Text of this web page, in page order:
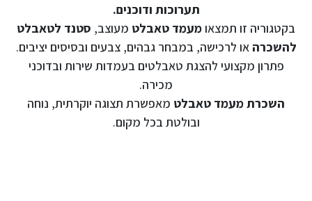
תערוכות ודוכנים.
בקטגוריה זו תמצאומעמד טאבלט מעוצב, סטנד לטאבלט
להשכרה או לרכישה, במבחר גבהים, צבעים ובסיסים יציבים.
פתרון מקצועי להצגת טאבלטים בעמדות שירות ובדוכני
מכירה.
השכרת מעמד טאבלט מאפשרת תצוגה יוקרתית, נוחה
ובולטת בכל מקום.